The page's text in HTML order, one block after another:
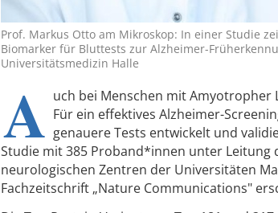
Prof. Markus Otto am Mikroskop: In einer Studie
Biomarker für Bluttests zur Alzheimer-
Universitätsmedizin Halle
A uch bei Menschen mit Amyotropher
Für ein effektives Alzheimer-
genauere Tests entwickelt und
Studie mit 385 Proband*innen unter
neurologischen Zentren der Universitäten
Fachzeitschrift „Nature Communications"